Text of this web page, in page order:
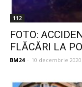
112
FOTO:
FLĂCĂRI LA
BM24 - 10 decembrie 2020